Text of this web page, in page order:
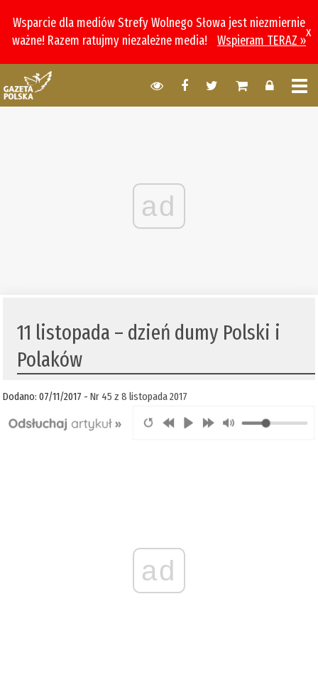
Wsparcie dla mediów Strefy Wolnego Słowa jest niezmiernie
ważne! Razem ratujmy niezależne media!
Wspieram TERAZ »
x
ad
11 listopada – dzień dumy Polski i
Polaków
Dodano: 07/11/2017 -Nr 45 z 8 listopada 2017
ad